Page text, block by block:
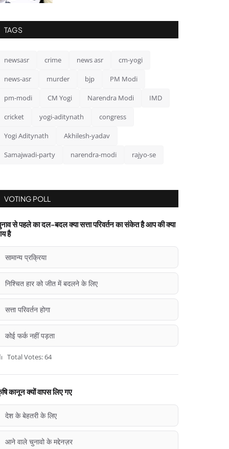
TAGS
newsasr crime news asr cm-yogi
news-asr murder bjp PM Modi
pm-modi CM Yogi Narendra Modi IMD
cricket yogi-aditynath congress
Yogi Aditynath Akhilesh-yadav
Samajwadi-party narendra-modi rajyo-se
VOTING POLL
से पहले का दल-बदल क्या सत्ता परिवर्तन का संकेत है आप की क्या
है
सामान्य प्रक्रिया
निश्चित हार को जीत में बदलने के लिए
सत्ता परिवर्तन होगा
कोई फर्क नहीं पड़ता
Total Votes: 64
कानून क्यों वापस लिए गए
देश के बेहतरी के लिए
आने वाले चुनावो के मद्देनज़र